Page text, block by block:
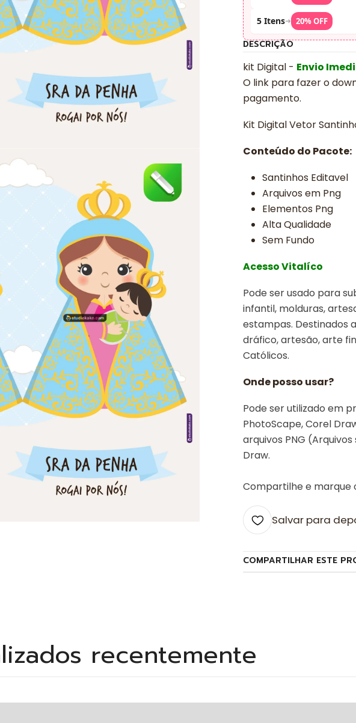
5 Itens➜ 20% OFF
DESCRIÇÃO
kit Digital - Envio
O link para fazer o
pagamento.
Kit Digital Vetor
Conteúdo do Pacote:
Santinhos Editavel
Arquivos em Png
Elementos Png
Alta Qualidade
Sem Fundo
Acesso Vitalíco
Pode ser usado para
infantil, molduras,
estampas. Destinados
dráfico, artesão, arte
Católicos.
Onde posso usar?
Pode ser utilizado em
PhotoScape, Corel
arquivos PNG
Draw.
Compartilhe e marque
Salvar para
COMPARTILHAR ESTE
recentemente